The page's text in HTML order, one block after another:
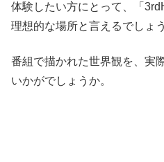
体験したい方にとって、「
理想的な場所と言えるでしょう
番組で描かれた世界観を、実
いかがでしょうか。